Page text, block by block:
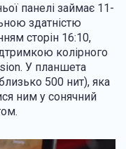
панелі займає 11-
здатністю
сторін 16:10,
колірного
У планшета
500 нит), яка
ним у сонячний